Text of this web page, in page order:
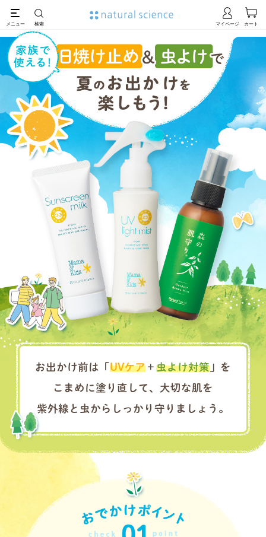
お出かけ前は「 UVケア＋ 虫よけ対策 」を
こまめに塗り直して、大切な肌を
紫外線と虫からしっかり守りましょう。